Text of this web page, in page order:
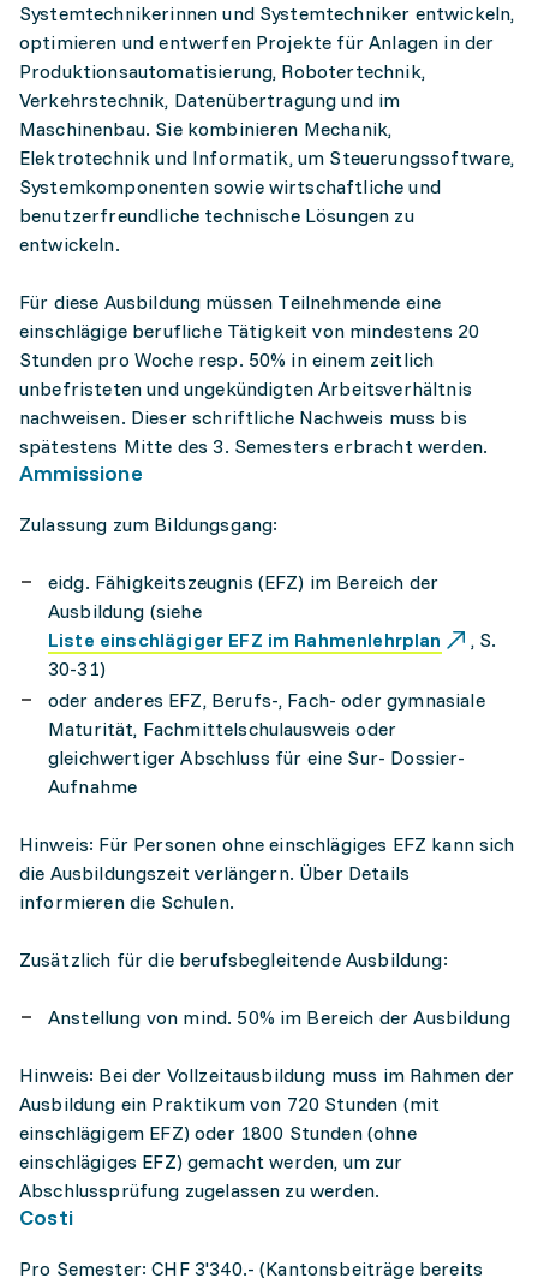
Systemtechnikerinnen und Systemtechniker entwickeln,
optimieren und entwerfen Projekte für Anlagen in der
Produktionsautomatisierung, Robotertechnik,
Verkehrstechnik, Datenübertragung und im
Maschinenbau. Sie kombinieren Mechanik,
Elektrotechnik und Informatik, um Steuerungssoftware,
Systemkomponenten sowie wirtschaftliche und
benutzerfreundliche technische Lösungen zu
entwickeln.
Für diese Ausbildung müssen Teilnehmende eine
einschlägige berufliche Tätigkeit von mindestens 20
Stunden pro Woche resp. 50% in einem zeitlich
unbefristeten und ungekündigten Arbeitsverhältnis
nachweisen. Dieser schriftliche Nachweis muss bis
spätestens Mitte des 3. Semesters erbracht werden.
Ammissione
Zulassung zum Bildungsgang:
eidg. Fähigkeitszeugnis (EFZ) im Bereich der
Ausbildung (siehe
Liste einschlägiger EFZ im Rahmenlehrplan
, S.
30-31)
oder anderes EFZ, Berufs-, Fach- oder gymnasiale
Maturität, Fachmittelschulausweis oder
gleichwertiger Abschluss für eine Sur- Dossier-
Aufnahme
Hinweis: Für Personen ohne einschlägiges EFZ kann sich
die Ausbildungszeit verlängern. Über Details
informieren die Schulen.
Zusätzlich für die berufsbegleitende Ausbildung:
Anstellung von mind. 50% im Bereich der Ausbildung
Hinweis: Bei der Vollzeitausbildung muss im Rahmen der
Ausbildung ein Praktikum von 720 Stunden (mit
einschlägigem EFZ) oder 1800 Stunden (ohne
einschlägiges EFZ) gemacht werden, um zur
Abschlussprüfung zugelassen zu werden.
Costi
Pro Semester: CHF 3'340.- (Kantonsbeiträge bereits